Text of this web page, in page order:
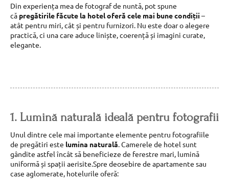
Din experiența mea de fotograf de nuntă, pot spune
că pregătirile făcute la hotel oferă cele mai bune condiții–
atât pentru miri, cât și pentru furnizori. Nu este doar o alegere
practică, ci una care aduce liniște, coerență și imagini curate,
elegante.
1. Lumină naturală ideală pentru fotografii
Unul dintre cele mai importante elemente pentru fotografiile
de pregătiri este lumina naturală. Camerele de hotel sunt
gândite astfel încât să beneficieze de ferestre mari, lumină
uniformă și spații aerisite.Spre deosebire de apartamente sau
case aglomerate, hotelurile oferă: